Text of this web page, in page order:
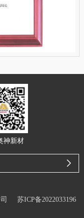
神新材

司 苏ICP备2022033196